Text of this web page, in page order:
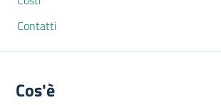
Contatti
Cos'è